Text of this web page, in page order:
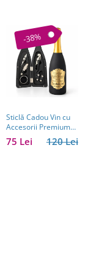
-38%
Sticlă Cadou Vin cu
Accesorii Premium
Personalizată – Set
Elegant pentru120 Lei
75 Lei